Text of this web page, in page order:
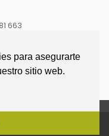
para asegurarte
sitio web.
663